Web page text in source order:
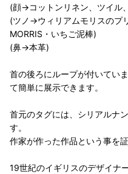
(顔→コットンリネン、ツイル
(ツノ→ウィリアムモリスのプ
MORRIS・いちご泥棒)
(鼻→本革)
首の後ろにループが付いてい
て簡単に展示できます。
首元のタグには、シリアルナ
す。
作家が作った作品という事を証
19世紀のイギリスのデザイナ